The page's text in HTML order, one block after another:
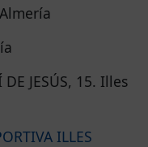
DE JESÚS, 15. Illes
ILLES